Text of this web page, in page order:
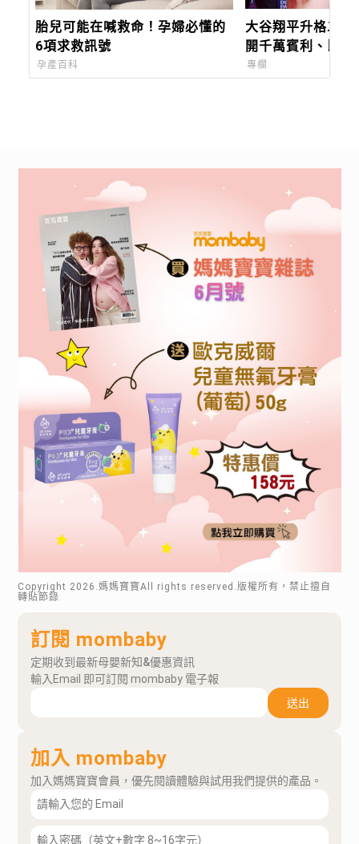
胎兒可能在喊救命！孕婦必懂的
6項求救訊號
孕產百科
大谷翔平升格二寶
開千萬賓利、比
孩子，好爸爸模式
專欄
Copyright 2026 .媽媽寶寶All rights reserved.版權所有，禁止擅自
轉貼節錄
訂閱 mombaby
定期收到最新母嬰新知&優惠資訊
輸入Email 即可訂閱 mombaby 電子報
送出
加入 mombaby
加入媽媽寶寶會員，優先閱讀體驗與試用我們提供的產品。